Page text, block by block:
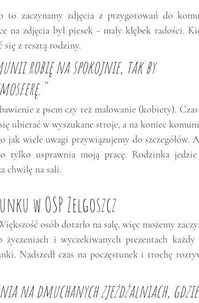
to zaczynamy zdjęcia z przygotowań do
na zdjęcia był piesek - mały kłębek radości.
się z resztą rodziny.
robię na spokojnie, tak by
z psem czy też malowanie (kobiety).
ubierać w wyszukane stroje, a na koniec
jak wiele uwagi przywiązujemy do szczegółów.
tylko usprawnia moją pracę. Rodzinka
chwilę na sali.
w OSP Zelgoszcz
osób dotarło na salę, więc możemy
i wyczekiwanych prezentach każdy
Nadszedł czas na poczęstunek i trochę
na dmuchanych zjeżdżalniach,